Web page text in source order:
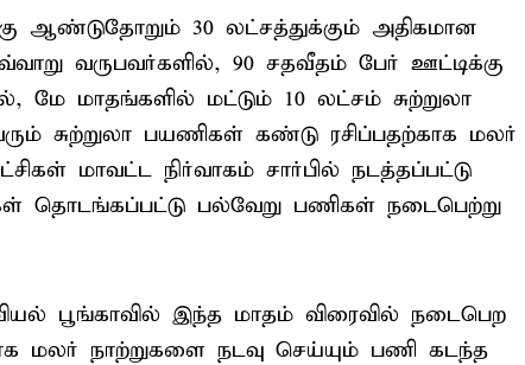
ஆண்டுதோறும் 30 லட்சத்துக்கும் அதிகமான
வருபவர்களில், 90 சதவீதம் பேர் ஊட்டிக்கு
மாதங்களில் மட்டும் 10 லட்சம் சுற்றுலா
சுற்றுலா பயணிகள் கண்டு ரசிப்பதற்காக மலர்
மாவட்ட நிர்வாகம் சார்பில் நடத்தப்பட்டு
தொடங்கப்பட்டு பல்வேறு பணிகள் நடைபெற்று
பூங்காவில் இந்த மாதம் விரைவில் நடைபெற
மலர் நாற்றுகளை நடவு செய்யும் பணி கடந்த